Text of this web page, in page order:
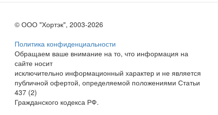
© ООО "Хортэк", 2003-2026
Политика конфиденциальности
Обращаем ваше внимание на то, что информация на
сайте носит
исключительно информационный характер и не является
публичной офертой, определяемой положениями Статьи
437 (2)
Гражданского кодекса РФ.